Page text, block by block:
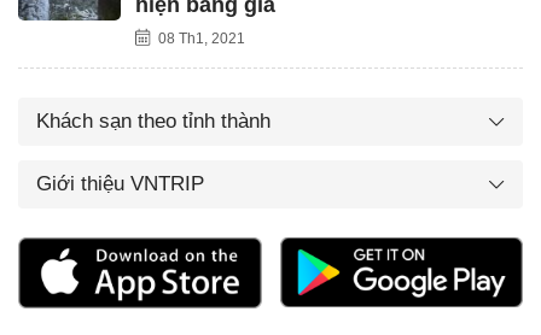
08 Th1, 2021
Khách sạn theo tỉnh thành
Giới thiệu VNTRIP